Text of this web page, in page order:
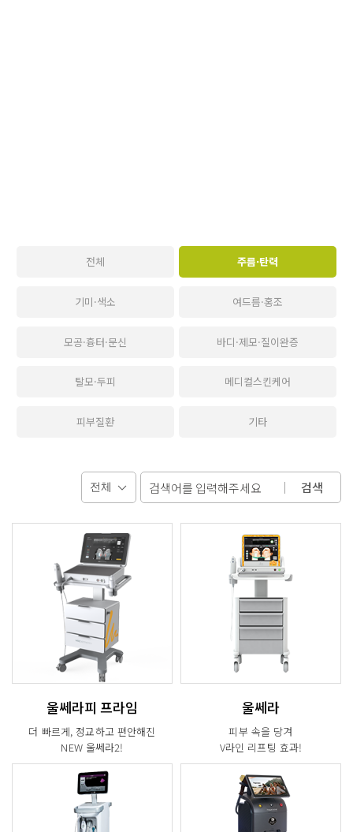
전체 주름·탄력
기미·색소 여드름·홍조
모공·흉터·문신 바디·제모·질이완증
탈모·두피 메디컬스킨케어
피부질환 기타
검색
울쎄라피 프라임
더 빠르게, 정교하고 편안해진
NEW 울쎄라2!
울쎄라
피부 속을 당겨
V라인 리프팅 효과!